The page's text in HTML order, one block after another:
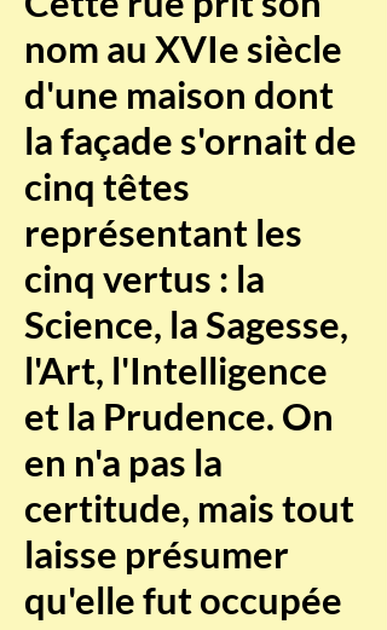
nom au XVIe siècle
d'une maison dont
la façade s'ornait de
cinq têtes
représentant les
cinq vertus : la
Science, la Sagesse,
l'Art, l'Intelligence
et la Prudence. On
en n'a pas la
certitude, mais tout
laisse présumer
qu'elle fut occupée